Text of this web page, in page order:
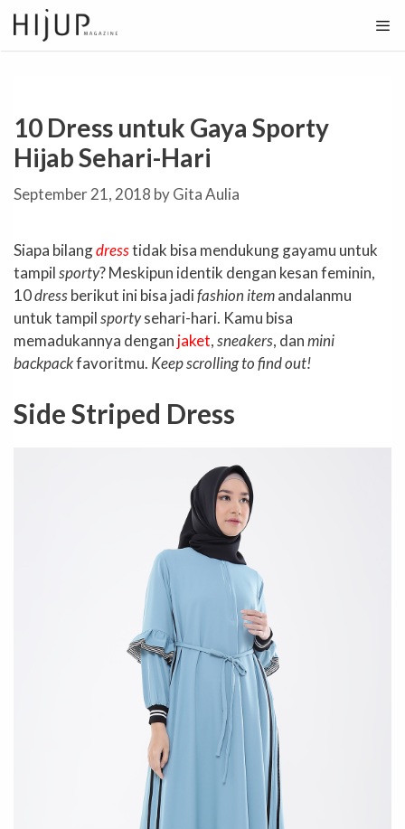
Skip
to
content
10 Dress untuk Gaya Sporty
Hijab Sehari-Hari
September 21, 2018 byGita Aulia
Siapa bilangdresstidak bisa mendukung gayamu untuk
tampilsporty? Meskipun identik dengan kesan feminin,
10dressberikut ini bisa jadifashion itemandalanmu
untuk tampilsportysehari-hari. Kamu bisa
memadukannya dengan jaket,sneakers, danmini
backpackfavoritmu. Keep scrolling to find out!
Side Striped Dress